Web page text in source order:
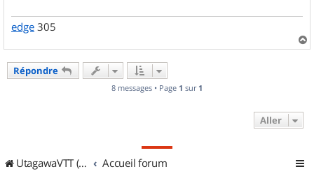
edge 305
a
Répondre
8 messages • Page 1 sur 1
Aller
UtagawaVTT (Randos VTT et VTTAE avec traces GPS) Accueil forum